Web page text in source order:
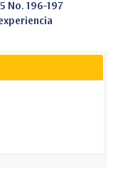
No. 196-197